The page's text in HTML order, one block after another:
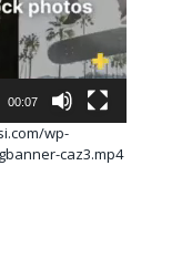
00:07
wp-
caz3.mp4